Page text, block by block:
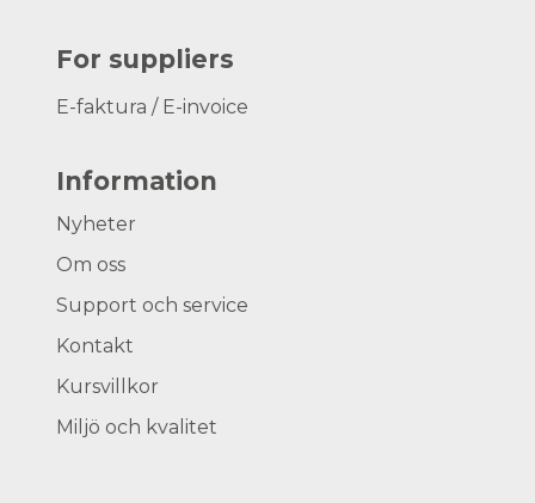
For suppliers
E-faktura / E-invoice
Information
Nyheter
Om oss
Support och service
Kontakt
Kursvillkor
Miljö och kvalitet